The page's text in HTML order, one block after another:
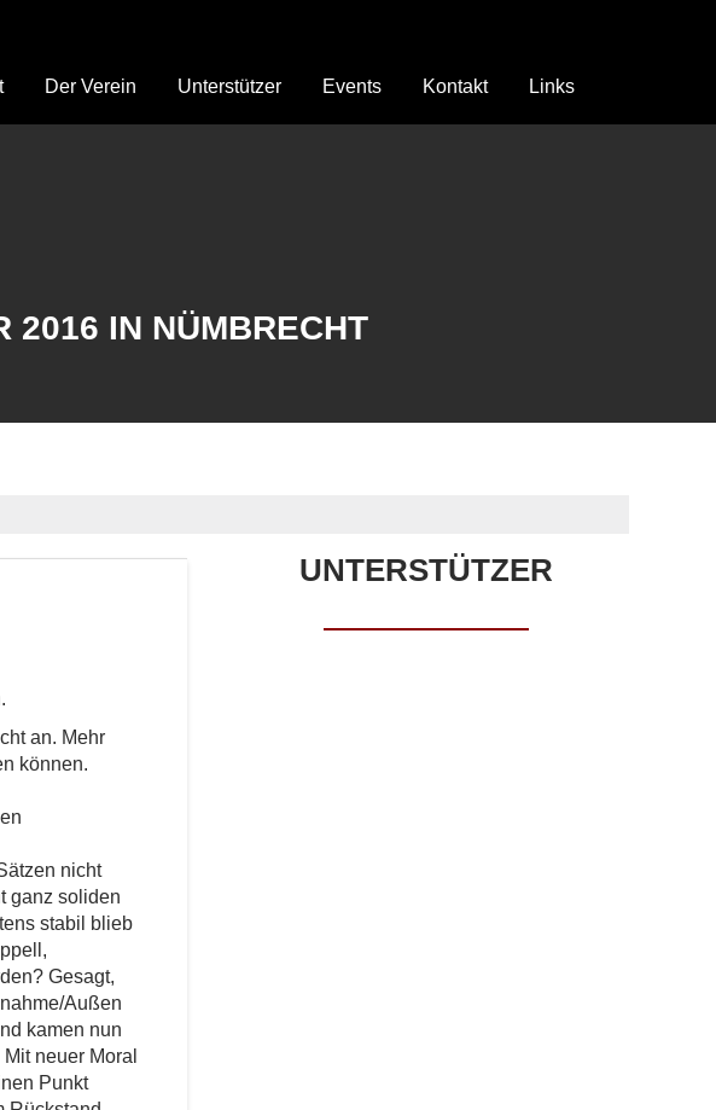
Der Verein Unterstützer Events Kontakt Links
2016 IN NÜMBRECHT
an. Mehr
können.
nicht
ganz soliden
stabil blieb
Gesagt,
Außen
kamen nun
neuer Moral
Punkt
UNTERSTÜTZER